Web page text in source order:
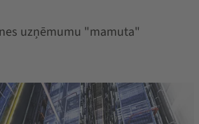
uzņēmumu "mamuta"